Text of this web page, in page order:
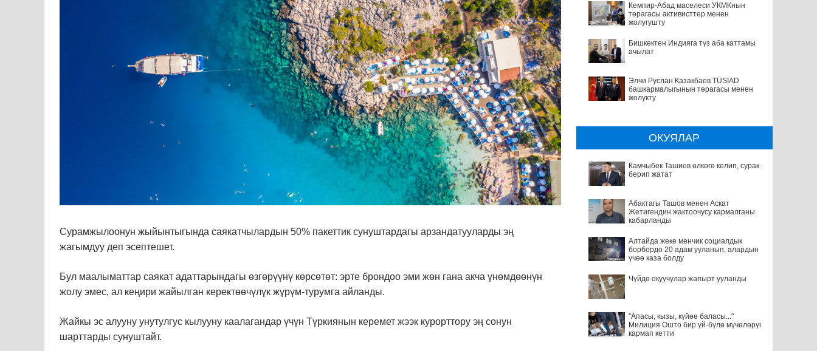
Сурамжылоонун жыйынтыгында саякатчылардын 50% пакеттик сунуштардагы арзандатууларды эң
жагымдуу деп эсептешет.
Бул маалыматтар саякат адаттарындагы өзгөрүүнү көрсөтөт: эрте брондоо эми жөн гана акча үнөмдөөнүн
жолу эмес, ал кеңири жайылган керектөөчүлүк жүрүм-турумга айланды.
Жайкы эс алууну унутулгус кылууну каалагандар үчүн Түркиянын керемет жээк курорттору эң сонун
шарттарды сунуштайт.
Кемпир-Абад маселеси УКМКнын
төрагасы активисттер менен
жолугушту
Бишкектен Индияга түз аба каттамы
ачылат
Элчи Руслан Казакбаев TÜSİAD
башкармалыгынын төрагасы менен
жолукту
ОКУЯЛАР
Камчыбек Ташиев өлкөгө келип, сурак
берип жатат
Абактагы Ташов менен Аскат
Жетигендин жактоочусу кармалганы
кабарланды
Алтайда жеке менчик социалдык
борбордо 20 адам ууланып, алардын
үчөө каза болду
Чүйдө окуучулар жапырт ууланды
"Апасы, кызы, күйөө баласы..."
Милиция Ошто бир үй-бүлө мүчөлөрүн
кармап кетти